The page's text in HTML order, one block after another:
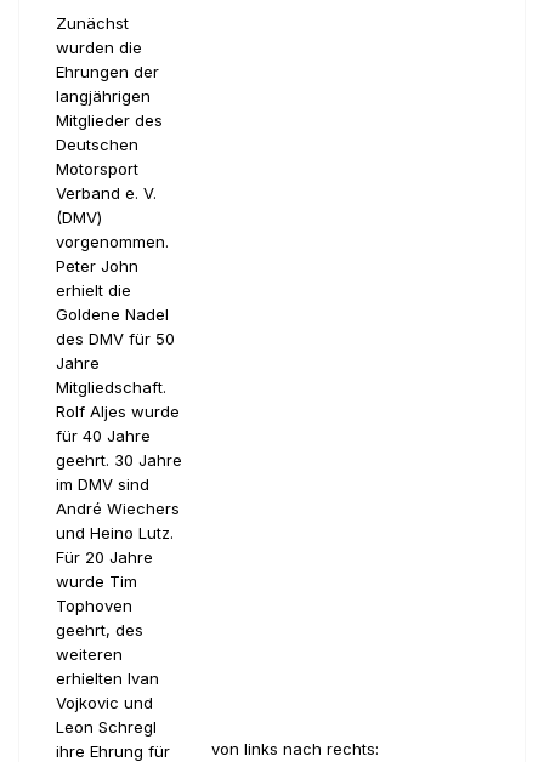
Zunächst
wurden die
Ehrungen der
langjährigen
Mitglieder des
Deutschen
Motorsport
Verband e. V.
(DMV)
vorgenommen.
Peter John
erhielt die
Goldene Nadel
des DMV für 50
Jahre
Mitgliedschaft.
Rolf Aljes wurde
für 40 Jahre
geehrt. 30 Jahre
im DMV sind
André Wiechers
und Heino Lutz.
Für 20 Jahre
wurde Tim
Tophoven
geehrt, des
weiteren
erhielten Ivan
Vojkovic und
Leon Schregl
ihre Ehrung für
von links nach rechts: